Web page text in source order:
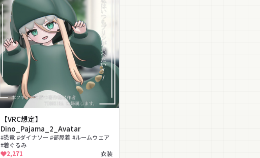
【VRC想定】
Dino_Pajama_2_Avatar
#恐竜 #ダイナソー #部屋着 #ルームウェア
#着ぐるみ
2,271
衣装